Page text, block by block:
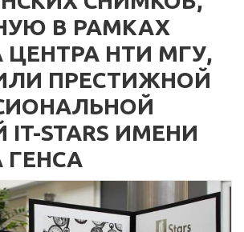
В РАМКАХ
ЦЕНТРА НТИ МГУ,
ПРЕСТИЖНОЙ
STARS ИМЕНИ
ГЕНСА